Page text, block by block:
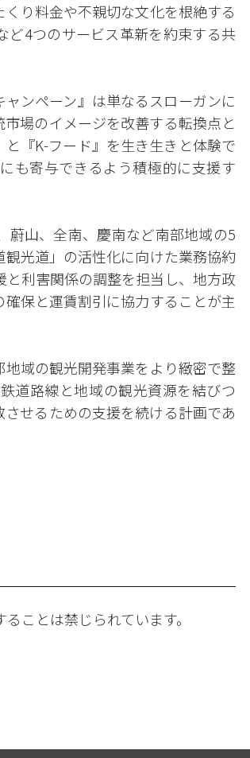
り料金や不親切な文化を根絶する
ど4つのサービス革新を約束する共
ンペーン』は単なるスローガンに
場のイメージを改善する転換点と
『K-フード』を生き生きと体験で
も寄与できるよう積極的に支援す
蔚山、全南、慶南など南部地域の5
光道」の活性化に向けた業務協約
と利害関係の調整を担当し、地方政
保と運賃割引に協力することが主
域の観光開発事業をより緻密で整
道路線と地域の観光資源を結びつ
せるための支援を続ける計画であ
ことは禁じられています。